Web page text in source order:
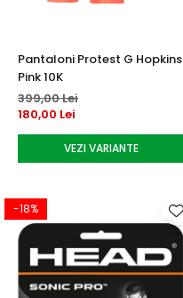
Pantaloni Protest G Hopkins
Pink 10K
399,00 Lei
180,00 Lei
VEZI VARIANTE
-18%